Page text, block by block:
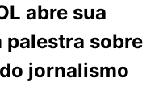
abre sua
palestra sobre
jornalismo